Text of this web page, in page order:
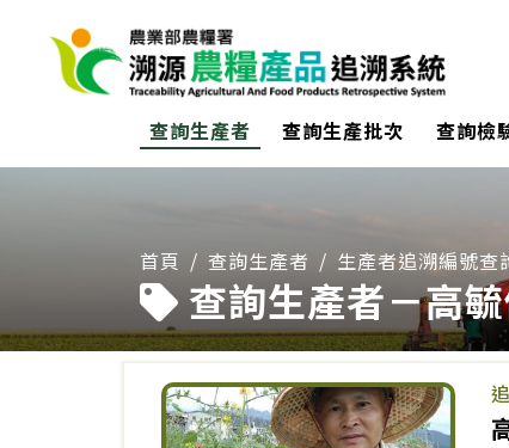
查詢生產者 查詢生產批次 查詢檢
首頁 查詢生產者 生產者追溯編號查
查詢生產者－高